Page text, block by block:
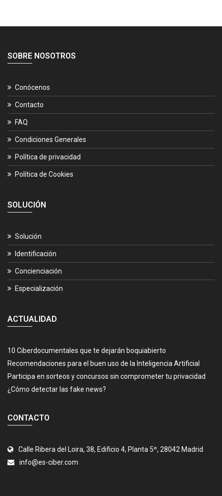
SOBRE NOSOTROS
Conócenos
Contacto
FAQ
Condiciones Generales
Política de privacidad
Política de Cookies
SOLUCIÓN
Solución
Identificación
Concienciación
Especialización
ACTUALIDAD
10 Ciberdocumentales que te dejarán boquiabierto
Recomendaciones para el buen uso de la Inteligencia Artificial
Participa en sorteos y concursos sin comprometer tu privacidad
¿Cómo detectar las fake news?
CONTACTO
Calle Ribera del Loira, 38, Edificio 4, Planta 5º, 28042 Madrid
info@es-ciber.com